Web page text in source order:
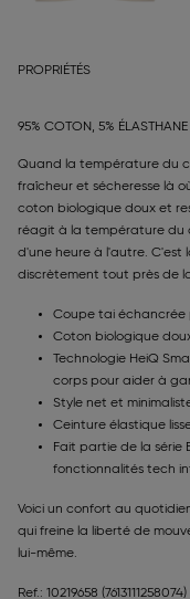
PROPRIÉTÉS
95% COTON, 5% ÉLASTHANE
Quand la température du
fraîcheur et sécheresse là
coton biologique doux et
réagit à la température du
d'une heure à l'autre. C'est
discrètement tout près de
Coupe tai échancrée
Coton biologique
Technologie HeiQ
corps pour aider à
Style net et
Ceinture élastique
Fait partie de la série
fonctionnalités tech
Voici un confort au
qui freine la liberté de
lui-même.
Ref.: 10219658 (7613111258074)